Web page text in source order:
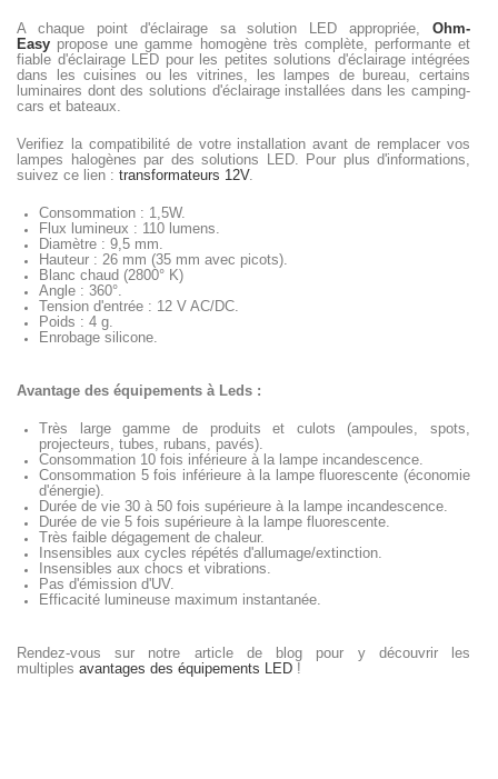
A chaque point d'éclairage sa solution LED appropriée, Ohm-
Easy propose une gamme homogène très complète, performante et
fiable d'éclairage LED pour les petites solutions d'éclairage intégrées
dans les cuisines ou les vitrines, les lampes de bureau, certains
luminaires dont des solutions d'éclairage installées dans les camping-
cars et bateaux.
Verifiez la compatibilité de votre installation avant de remplacer vos
lampes halogènes par des solutions LED. Pour plus d'informations,
suivez ce lien : transformateurs 12V.
Consommation : 1,5W.
Flux lumineux : 110 lumens.
Diamètre : 9,5 mm.
Hauteur : 26 mm (35 mm avec picots).
Blanc chaud (2800° K)
Angle : 360°.
Tension d'entrée : 12 V AC/DC.
Poids : 4 g.
Enrobage silicone.
Avantage des équipements à Leds :
Très large gamme de produits et culots (ampoules, spots,
projecteurs, tubes, rubans, pavés).
Consommation 10 fois inférieure à la lampe incandescence.
Consommation 5 fois inférieure à la lampe fluorescente (économie
d'énergie).
Durée de vie 30 à 50 fois supérieure à la lampe incandescence.
Durée de vie 5 fois supérieure à la lampe fluorescente.
Très faible dégagement de chaleur.
Insensibles aux cycles répétés d'allumage/extinction.
Insensibles aux chocs et vibrations.
Pas d'émission d'UV.
Efficacité lumineuse maximum instantanée.
Rendez-vous sur notre article de blog pour y découvrir les
multiples avantages des équipements LED !